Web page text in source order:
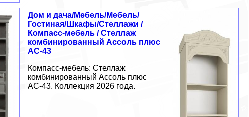
Дом и дача/Мебель/Мебель/
Гостиная/Шкафы/Стеллажи /
Компасс-мебель / Стеллаж
комбинированный Ассоль плюс
АС-43
Компасс-мебель: Стеллаж
комбинированный Ассоль плюс
АС-43. Коллекция 2026 года.